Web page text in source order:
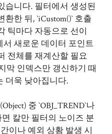
습니다. 필터에서 생성된
한 뒤, `iCustom()` 호출
틱마다 자동으로 선이
새로운 데이터 포인트
전체를 재계산할 필요
막 인덱스만 갱신하기 때
더욱 낮아집니다.
중 `OBJ_TREND`나
면 칼만 필터의 노이즈 분
이나 예외 상황 발생 시